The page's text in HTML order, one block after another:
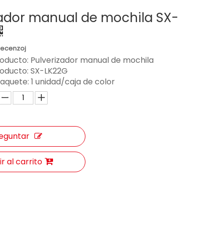
manual de mochila SX-
Pulverizador manual de mochila
SX-LK22G
1 unidad/caja de color
al carrito